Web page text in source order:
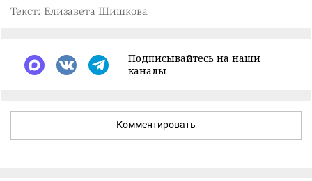
Текст: Елизавета Шишкова
Подписывайтесь на наши
каналы
Комментировать